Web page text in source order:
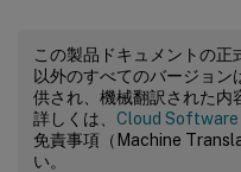
この製品ドキュメントの
以外のすべてのバージョン
供され、機械翻訳された内
詳しくは、 Cloud Software
免責事項（Machine
い。